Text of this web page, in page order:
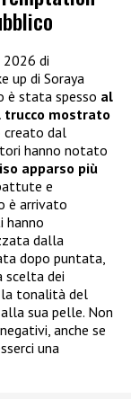
2026 di
up di Soraya
è stata spesso al
trucco mostrato
creato dal
hanno notato
apparso più
e
è arrivato
hanno
dalla
dopo puntata,
scelta dei
tonalità del
sua pelle. Non
anche se
una